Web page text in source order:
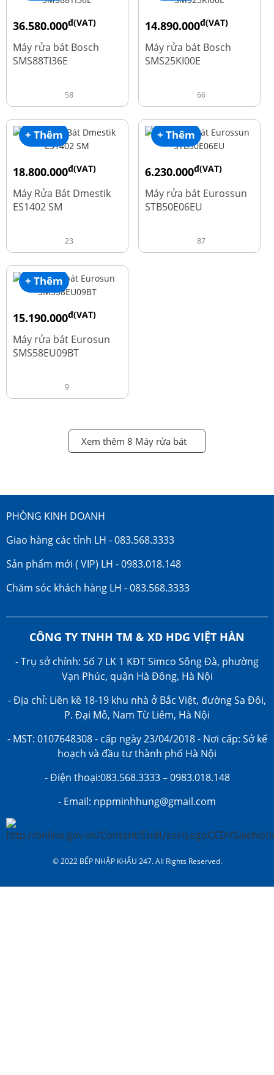
36.580.000đ(VAT)
50.740.000
Máy rửa bát Bosch
SMS88TI36E
58
14.890.000đ(VAT)
24.270.000
Máy rửa bát Bosch
SMS25KI00E
66
+ Thêm
18.800.000đ(VAT)
23.500.000
Máy Rửa Bát Dmestik
ES1402 SM
23
+ Thêm
6.230.000đ(VAT)
7.790.000
Máy rửa bát Eurossun
STB50E06EU
87
+ Thêm
15.190.000đ(VAT)
18.990.000
Máy rửa bát Eurosun
SMS58EU09BT
9
Xem thêm 8 Máy rửa bát
PHÒNG KINH DOANH
Giao hàng các tỉnh LH - 083.568.3333
Sản phẩm mới ( VIP) LH - 0983.018.148
Chăm sóc khách hàng LH - 083.568.3333
CÔNG TY TNHH TM & XD HDG VIỆT HÀN
- Trụ sở chính: Số 7 LK 1 KĐT Simco Sông Đà, phường
Vạn Phúc, quận Hà Đông, Hà Nội
- Địa chỉ: Liền kề 18-19 khu nhà ở Bắc Việt, đường Sa Đôi,
P. Đại Mỗ, Nam Từ Liêm, Hà Nội
- MST: 0107648308 - cấp ngày 23/04/2018 - Nơi cấp: Sở kế
hoạch và đầu tư thành phố Hà Nội
- Điện thoại:083.568.3333 – 0983.018.148
- Email: nppminhhung@gmail.com
© 2022 BẾP NHẬP KHẨU 247. All Rights Reserved.